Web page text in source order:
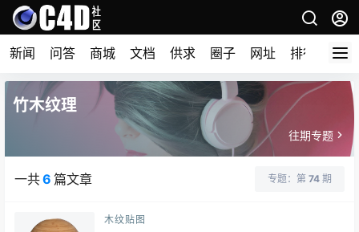
新闻 问答 商城 文档 供求 圈子 网址 排行榜
竹木纹理
往期专题
一共6 篇文章 专题：第 74 期
木纹贴图